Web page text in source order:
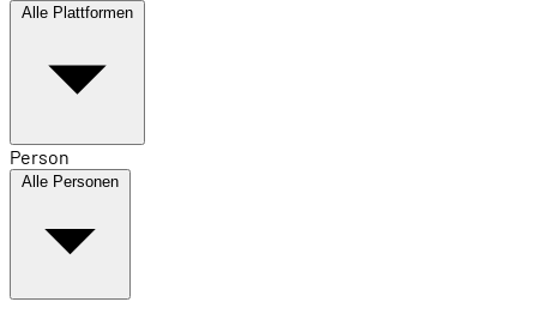
Alle Plattformen
Person
Alle Personen